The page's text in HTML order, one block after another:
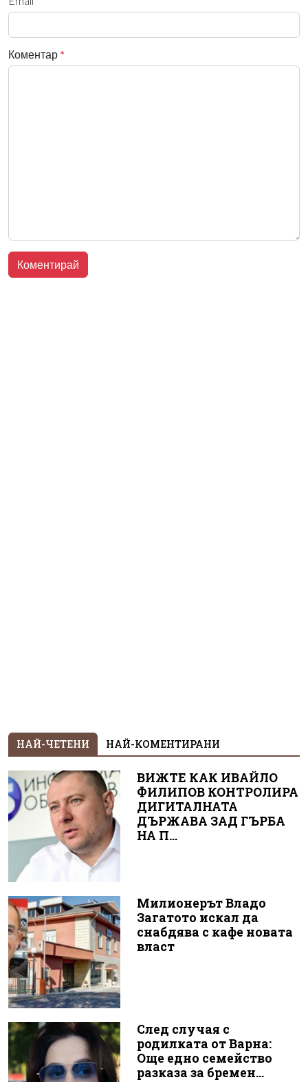
Коментар *
НАЙ-ЧЕТЕНИ НАЙ-КОМЕНТИРАНИ
ВИЖТЕ КАК ИВАЙЛО
ФИЛИПОВ КОНТРОЛИРА
ДИГИТАЛНАТА
ДЪРЖАВА ЗАД ГЪРБА
НА П...
Милионерът Владо
Загатото искал да
снабдява с кафе новата
власт
След случая с
родилката от Варна:
Още едно семейство
разказа за бремен...